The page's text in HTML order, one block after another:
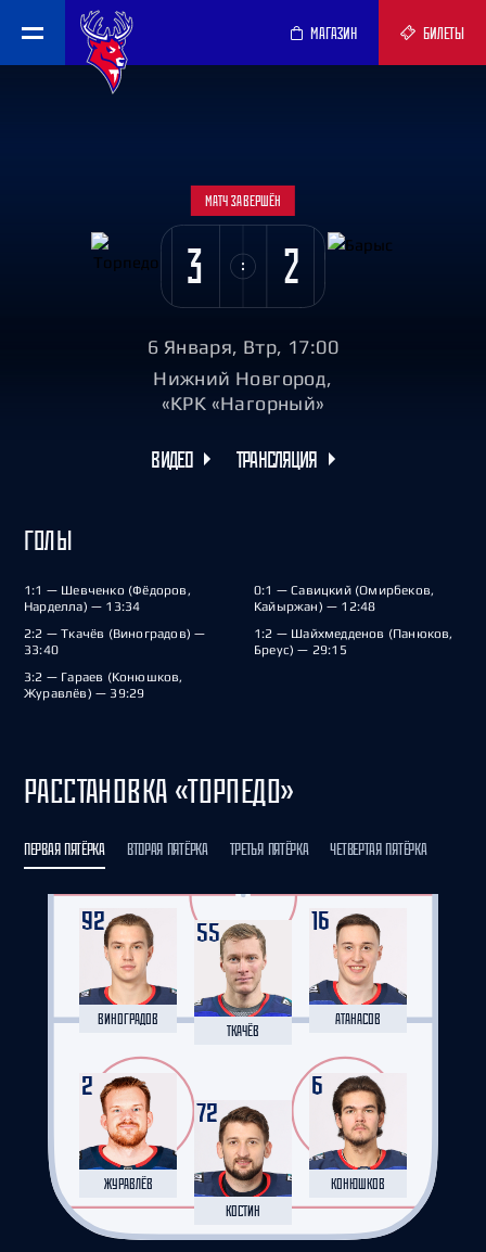
МАГАЗИН БИЛЕТЫ
МАТЧ ЗАВЕРШЁН
3 2
6 Января, Втр, 17:00
Нижний Новгород,
«КРК «Нагорный»
ВИДЕО ТРАНСЛЯЦИЯ
ГОЛЫ
1:1 — Шевченко (Фёдоров,
Нарделла) — 13:34
2:2 — Ткачёв (Виноградов) —
33:40
3:2 — Гараев (Конюшков,
Журавлёв) — 39:29
0:1 — Савицкий (Омирбеков,
Кайыржан) — 12:48
1:2 — Шайхмедденов (Панюков,
Бреус) — 29:15
РАССТАНОВКА «ТОРПЕДО»
ПЕРВАЯ ПЯТЁРКА ВТОРАЯ ПЯТЁРКА ТРЕТЬЯ ПЯТЁРКА ЧЕТВЕРТАЯ ПЯТЁРКА
92
ВИНОГРАДОВ
55
ТКАЧЁВ
16
АТАНАСОВ
2
ЖУРАВЛЁВ
72
КОСТИН
6
КОНЮШКОВ